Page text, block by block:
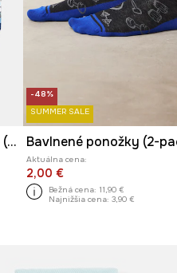
Bavlnené ponožky pánske (2-pack) viac farieb
-48%
SUMMER SALE
Aktuálna cena:
2,00 €
Bežná cena: 11,90 €
Najnižšia cena: 3,90 €